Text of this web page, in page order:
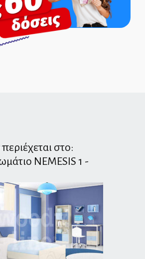
στο:
NEMESIS 1 -